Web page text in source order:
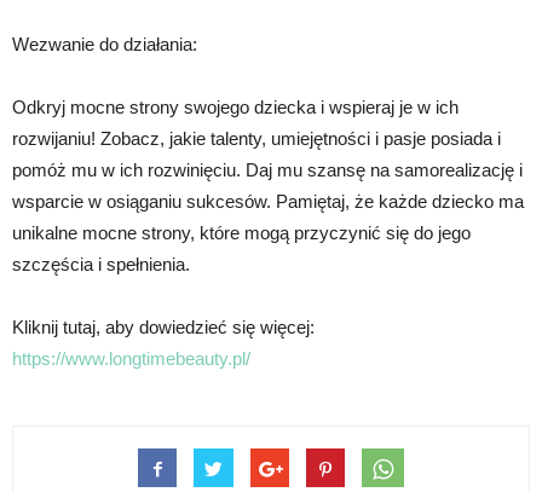
Wezwanie do działania:
Odkryj mocne strony swojego dziecka i wspieraj je w ich
rozwijaniu! Zobacz, jakie talenty, umiejętności i pasje posiada i
pomóż mu w ich rozwinięciu. Daj mu szansę na samorealizację i
wsparcie w osiąganiu sukcesów. Pamiętaj, że każde dziecko ma
unikalne mocne strony, które mogą przyczynić się do jego
szczęścia i spełnienia.
Kliknij tutaj, aby dowiedzieć się więcej:
https://www.longtimebeauty.pl/